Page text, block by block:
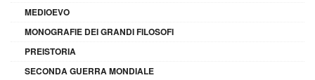
MEDIOEVO
MONOGRAFIE DEI GRANDI FILOSOFI
PREISTORIA
SECONDA GUERRA MONDIALE